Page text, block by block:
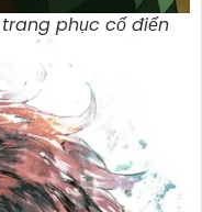
phục cổ điển